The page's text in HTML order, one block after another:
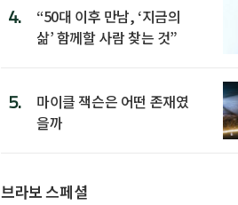
4.
“50대 이후 만남, ‘지금의
삶’ 함께할 사람 찾는 것”
5.
마이클 잭슨은 어떤 존재였
을까
브라보 스페셜